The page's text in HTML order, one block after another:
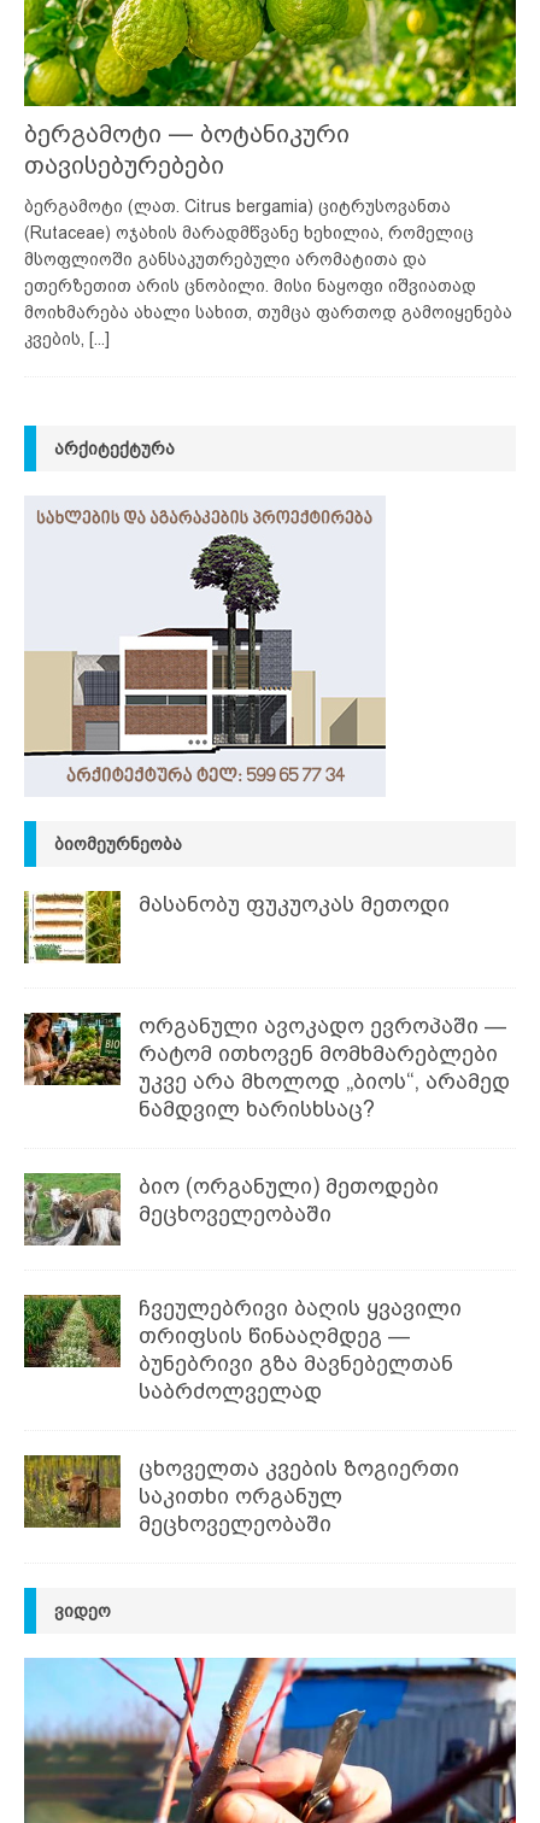
ბერგამოტი — ბოტანიკური
თავისებურებები
ბერგამოტი (ლათ. Citrus bergamia) ციტრუსოვანთა
(Rutaceae) ოჯახის მარადმწვანე ხეხილია, რომელიც
მსოფლიოში განსაკუთრებული არომატითა და
ეთერზეთით არის ცნობილი. მისი ნაყოფი იშვიათად
მოიხმარება ახალი სახით, თუმცა ფართოდ გამოიყენება
კვების,
[...]
ᲐᲠᲥᲘᲢᲔᲥᲢᲣᲠᲐ
ᲑᲘᲝᲛᲔᲣᲠᲜᲔᲝᲑᲐ
მასანობუ ფუკუოკას მეთოდი
ორგანული ავოკადო ევროპაში —
რატომ ითხოვენ მომხმარებლები
უკვე არა მხოლოდ „ბიოს“, არამედ
ნამდვილ ხარისხსაც?
ბიო (ორგანული) მეთოდები
მეცხოველეობაში
ჩვეულებრივი ბაღის ყვავილი
თრიფსის წინააღმდეგ —
ბუნებრივი გზა მავნებელთან
საბრძოლველად
ცხოველთა კვების ზოგიერთი
საკითხი ორგანულ
მეცხოველეობაში
ᲕᲘᲓᲔᲝ